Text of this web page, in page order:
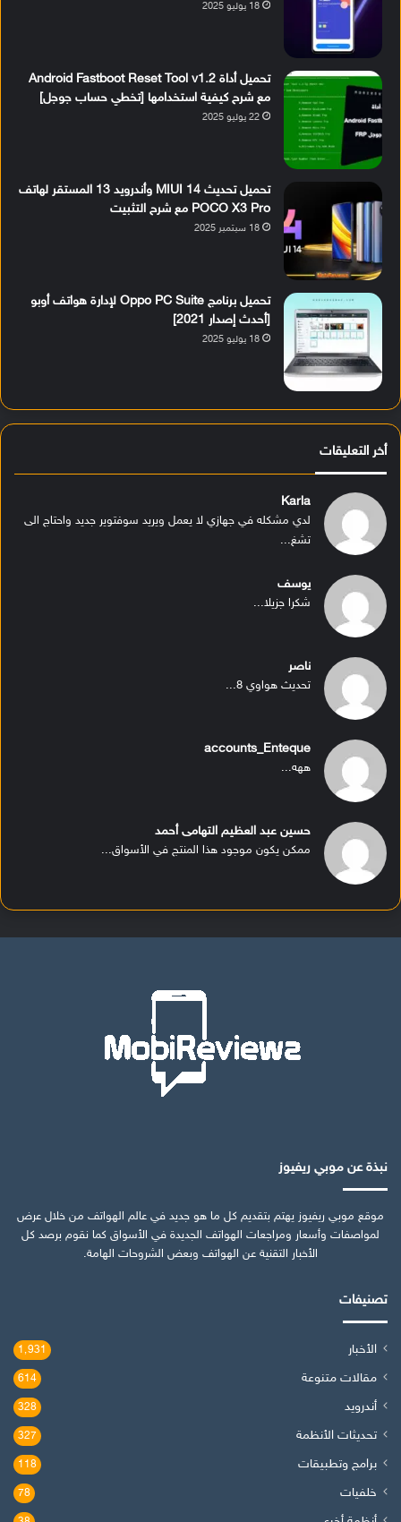
18 يوليو 2025
تحميل أداة Android Fastboot Reset Tool v1.2
مع شرح كيفية استخدامها [تخطي حساب جوجل]
22 يوليو 2025
تحميل تحديث MIUI 14 وأندرويد 13 المستقر لهاتف
POCO X3 Pro مع شرح التثبيت
18 سبتمبر 2025
تحميل برنامج Oppo PC Suite لإدارة هواتف أوبو
[أحدث إصدار 2021]
18 يوليو 2025
أخر التعليقات
Karla
لدي مشكله في جهازي لا يعمل ويريد سوفتوير جديد واحتاج الى
تشغ...
يوسف
شكرا جزيلا...
ناصر
تحديث هواوي 8...
accounts_Enteque
ههه...
حسين عبد العظيم التهامى أحمد
ممكن يكون موجود هذا المنتج في الأسواق...
نبذة عن موبي ريفيوز
موقع موبي ريفيوز يهتم بتقديم كل ما هو جديد في عالم الهواتف من خلال عرض
لمواصفات وأسعار ومراجعات الهواتف الجديدة في الأسواق كما نقوم برصد كل
الأخبار التقنية عن الهواتف وبعض الشروحات الهامة.
تصنيفات
الأخبار 1٬931
مقالات متنوعة 614
أندرويد 328
تحديثات الأنظمة 327
برامج وتطبيقات 118
خلفيات 78